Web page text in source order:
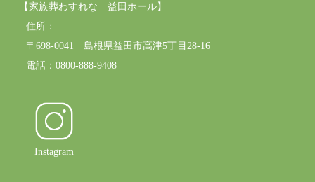
【家族葬わすれな 益田ホール】
住所：
〒698-0041 島根県益田市高津5丁目28-16
電話：0800-888-9408
Instagram